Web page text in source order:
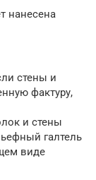
нанесена
стены и
фактуру,
и стены
галтель
виде